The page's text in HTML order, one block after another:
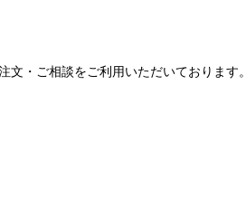
・ご相談をご利用いただいております。